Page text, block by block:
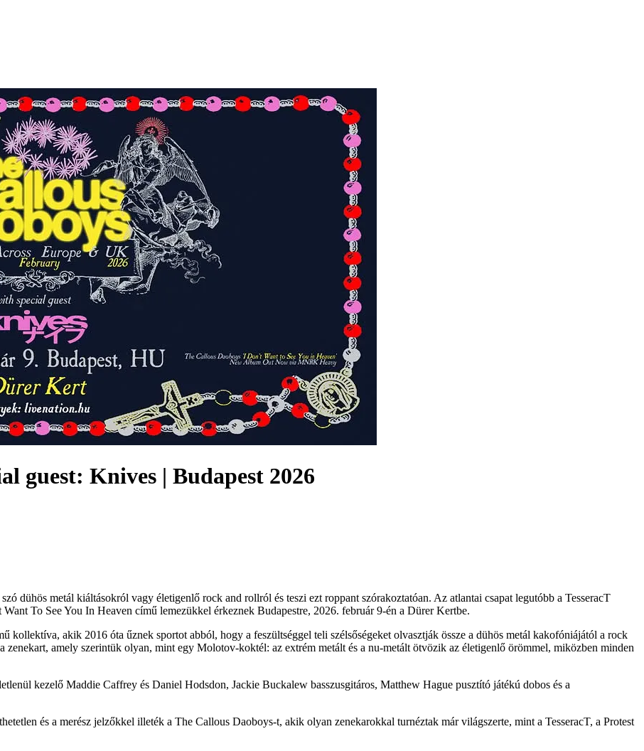
guest: Knives | Budapest 2026
dühös metál kiáltásokról vagy életigenlő rock and rollról és teszi ezt roppant szórakoztatóan. Az atlantai csapat legutóbb a TesseracT
To See You In Heaven című lemezükkel érkeznek Budapestre, 2026. február 9-én a Dürer Kertbe.
kollektíva, akik 2016 óta űznek sportot abból, hogy a feszültséggel teli szélsőségeket olvasztják össze a dühös metál kakofóniájától a rock
zenekart, amely szerintük olyan, mint egy Molotov-koktél: az extrém metált és a nu-metált ötvözik az életigenlő örömmel, miközben minden
kezelő Maddie Caffrey és Daniel Hodsdon, Jackie Buckalew basszusgitáros, Matthew Hague pusztító játékú dobos és a
és a merész jelzőkkel illeték a The Callous Daoboys-t, akik olyan zenekarokkal turnéztak már világszerte, mint a TesseracT, a Protest